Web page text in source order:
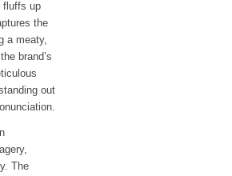
fluffs up
the
a meaty,
brand’s
out
The